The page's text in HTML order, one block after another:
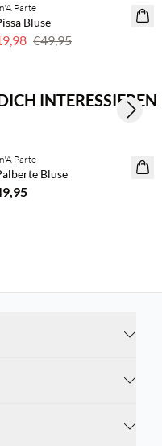
% Rabatt
Parte
Bluse
€49,95
INTERESSIEREN
Parte
Bluse
Next